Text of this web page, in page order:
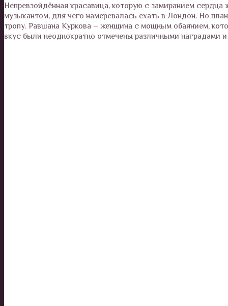
Непревзойдённая красавица, которую с замиранием
музыкантом, для чего намеревалась ехать в Лондон. Но
тропу. Равшана Куркова – женщина с мощным обаянием,
вкус были неоднократно отмечены различными наградами